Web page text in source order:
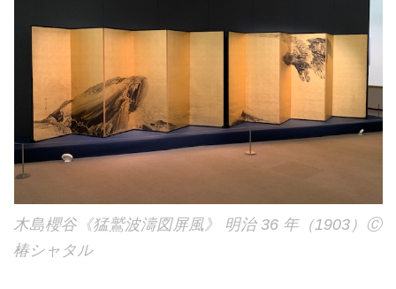
木島櫻谷《猛鷲波濤図屏風》 明治 36 年（1903）Ⓒ
椿シャタル